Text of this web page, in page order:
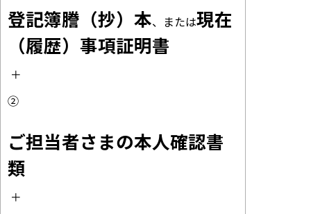
登記簿謄（抄）本、または現在
（履歴）事項証明書
＋
②
ご担当者さまの本人確認書
類
＋